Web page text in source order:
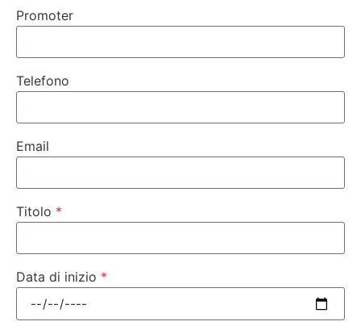
Promoter
Telefono
Email
Titolo
Data di inizio